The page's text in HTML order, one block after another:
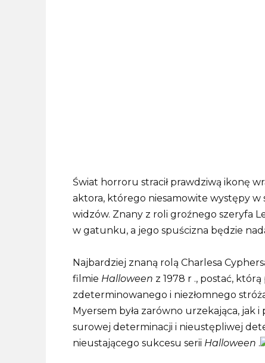
Świat horroru stracił prawdziwą ikonę
aktora, którego niesamowite występy w
widzów. Znany z roli groźnego szeryfa
w gatunku, a jego spuścizna będzie
Najbardziej znaną rolą Charlesa
filmie Halloween z 1978 r ., postać,
zdeterminowanego i niezłomnego
Myersem była zarówno urzekająca, jak
surowej determinacji i nieustępliwej
nieustającego sukcesu serii Halloween .